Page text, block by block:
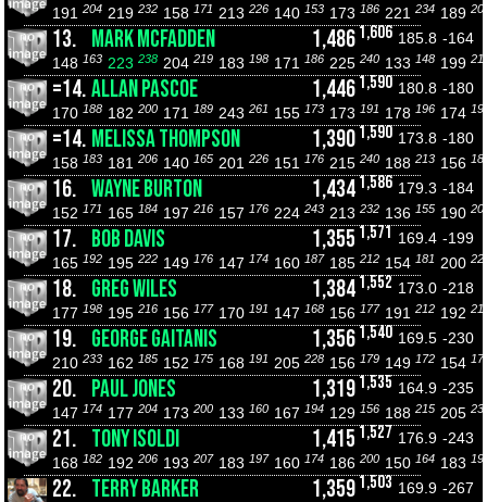
191 204 219 232 158 171 213 226 140 153 173 186 221 234 189
13. MARK MCFADDEN 1,4861,606 185.8 -164
148 163 223 238 204 219 183 198 171 186 225 240 133 148 199
=14.ALLAN PASCOE 1,4461,590 180.8 -180
170 188 182 200 171 189 243 261 155 173 173 191 178 196 174
=14. MELISSA THOMPSON 1,3901,590 173.8 -180
158 183 181 206 140 165 201 226 151 176 215 240 188 213 156
16. WAYNE BURTON 1,4341,586 179.3 -184
152 171 165 184 197 216 157 176 224 243 213 232 136 155 190
17. BOB DAVIS 1,355 1,571 169.4 -199
165 192 195 222 149 176 147 174 160 187 185 212 154 181 200
18. GREG WILES 1,3841,552 173.0 -218
177 198 195 216 156 177 170 191 147 168 156 177 191 212 192
19. GEORGE GAITANIS 1,3561,540 169.5 -230
210 233 162 185 152 175 168 191 205 228 156 179 149 172 154
20. PAUL JONES 1,3191,535 164.9 -235
147 174 177 204 173 200 133 160 167 194 129 156 188 215 205
21. TONY ISOLDI 1,415 1,527 176.9 -243
168 182 192 206 193 207 183 197 160 174 186 200 150 164 183
22. TERRY BARKER 1,3591,503 169.9 -267